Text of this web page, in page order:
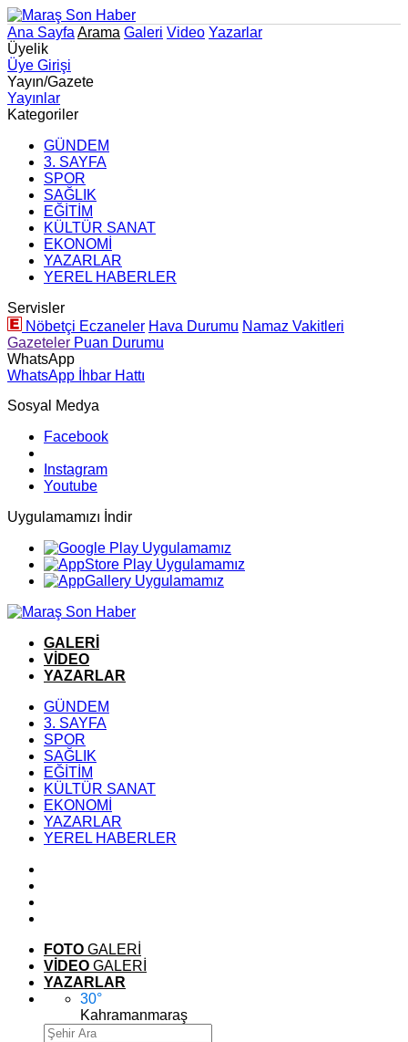
Ana Sayfa Arama Galeri Video Yazarlar
Üyelik
Üye Girişi
Yayın/Gazete
Yayınlar
Kategoriler
GÜNDEM
3. SAYFA
SPOR
SAĞLIK
EĞİTİM
KÜLTÜR SANAT
EKONOMİ
YAZARLAR
YEREL HABERLER
Servisler
Nöbetçi Eczaneler Hava Durumu Namaz Vakitleri
Gazeteler Puan Durumu
WhatsApp
WhatsApp İhbar Hattı
Sosyal Medya
Facebook
Instagram
Youtube
Uygulamamızı İndir
GALERİ
VİDEO
YAZARLAR
GÜNDEM
3. SAYFA
SPOR
SAĞLIK
EĞİTİM
KÜLTÜR SANAT
EKONOMİ
YAZARLAR
YEREL HABERLER
FOTO GALERİ
VİDEO GALERİ
YAZARLAR
30°
Kahramanmaraş